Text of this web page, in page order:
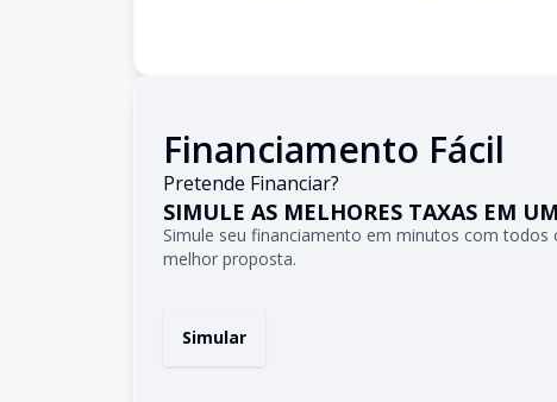
Financiamento Fácil
Pretende Financiar?
SIMULE AS MELHORES TAXAS EM
Simule seu financiamento em minutos com todos
melhor proposta.
Simular